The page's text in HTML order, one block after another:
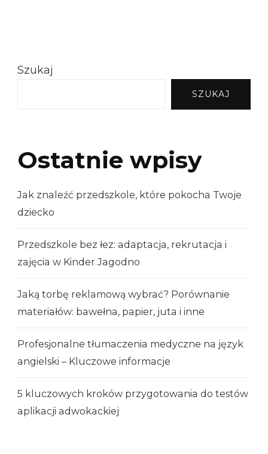
Szukaj
SZUKAJ
Ostatnie wpisy
Jak znaleźć przedszkole, które pokocha Twoje
dziecko
Przedszkole bez łez: adaptacja, rekrutacja i
zajęcia w Kinder Jagodno
Jaką torbę reklamową wybrać? Porównanie
materiałów: bawełna, papier, juta i inne
Profesjonalne tłumaczenia medyczne na język
angielski – Kluczowe informacje
5 kluczowych kroków przygotowania do testów
aplikacji adwokackiej